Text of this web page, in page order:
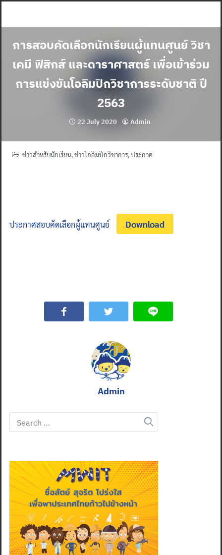
การสอบคัดเลือกนักเรียนผู้แทนศูนย์ วิชา
เคมี ฟิสิกส์ และดาราศาสตร์ เพื่อเข้าร่วม
การแข่งขันโอลิมปิกวิชาการระดับชาติ ปี
2563
22 July 2020 Admin
ข่าวสำหรับนักเรียน,ข่าวโอลิมปิกวิชาการ,ประกาศ
ประกาศสอบคัดเลือกผู้แทนศูนย์ Download
Admin
Search
for: